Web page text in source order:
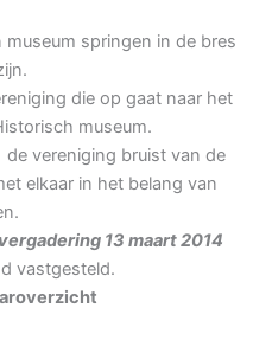
springen in de bres
die op gaat naar het
museum.
vereniging bruist van de
elkaar in het belang van
13 maart 2014
vastgesteld.